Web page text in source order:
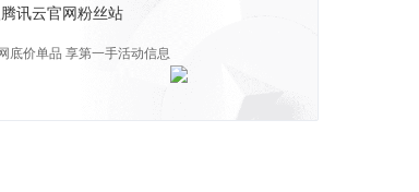
讯云官网粉丝站
底价单品 享第一手活动信息